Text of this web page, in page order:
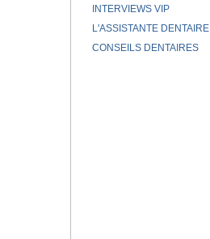
INTERVIEWS VIP
L'ASSISTANTE DENTAIRE
CONSEILS DENTAIRES